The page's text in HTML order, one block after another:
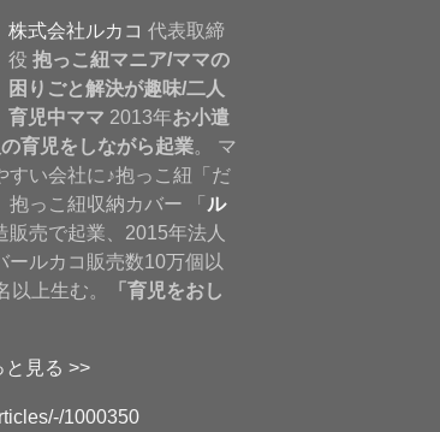
株式会社ルカコ 代表取締
役 抱っこ紐マニア/ママの
困りごと解決が趣味/二人
育児中ママ 2013年お小遣
育児をしながら起業。 マ
すい会社に♪抱っこ紐「だ
抱っこ紐収納カバー 「ル
販売で起業、2015年法人
ールカコ販売数10万個以
以上生む。
「育児をおし
と見る >>
1000350